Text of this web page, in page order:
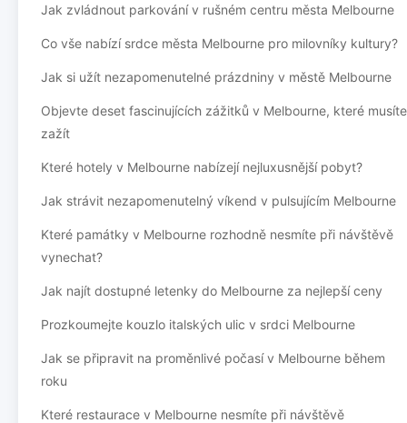
Jak zvládnout parkování v rušném centru města Melbourne
Co vše nabízí srdce města Melbourne pro milovníky kultury?
Jak si užít nezapomenutelné prázdniny v městě Melbourne
Objevte deset fascinujících zážitků v Melbourne, které musíte
zažít
Které hotely v Melbourne nabízejí nejluxusnější pobyt?
Jak strávit nezapomenutelný víkend v pulsujícím Melbourne
Které památky v Melbourne rozhodně nesmíte při návštěvě
vynechat?
Jak najít dostupné letenky do Melbourne za nejlepší ceny
Prozkoumejte kouzlo italských ulic v srdci Melbourne
Jak se připravit na proměnlivé počasí v Melbourne během
roku
Které restaurace v Melbourne nesmíte při návštěvě